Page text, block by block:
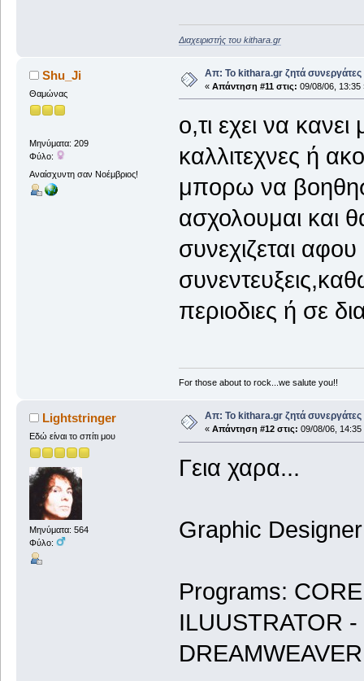
Διαχειριστής του kithara.gr
Shu_Ji
Θαμώνας
Μηνύματα: 209
Φύλο:
Αναίσχυντη σαν Νοέμβριος!
Απ: Το kithara.gr ζητά συνεργάτες
« Απάντηση #11 στις: 09/08/06, 13:35
ο,τι εχει να
καλλιτεχνες ή
μπορω να
ασχολουμαι και
συνεχιζεται
περιοδιες ή σε
For those about to rock...we salute you!!
Lightstringer
Εδώ είναι το σπίτι μου
Μηνύματα: 564
Φύλο:
Απ: Το kithara.gr ζητά συνεργάτες
« Απάντηση #12 στις: 09/08/06, 14:35
Γεια χαρα...
Graphic
Programs:
ILUUSTRATOR
DREAMWEAVER